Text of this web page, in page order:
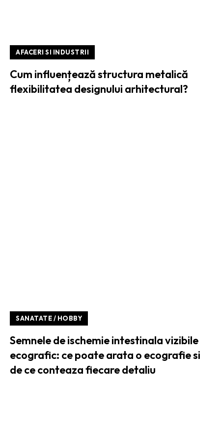
AFACERI SI INDUSTRII
Cum influențează structura metalică
flexibilitatea designului arhitectural?
SANATATE / HOBBY
Semnele de ischemie intestinala vizibile
ecografic: ce poate arata o ecografie si
de ce conteaza fiecare detaliu